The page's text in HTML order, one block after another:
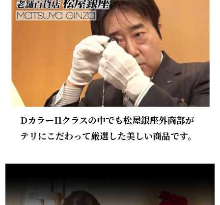
DカラーI1クラスの中でも松屋銀座外商部が
テリにこだわって厳選した美しい商品です。